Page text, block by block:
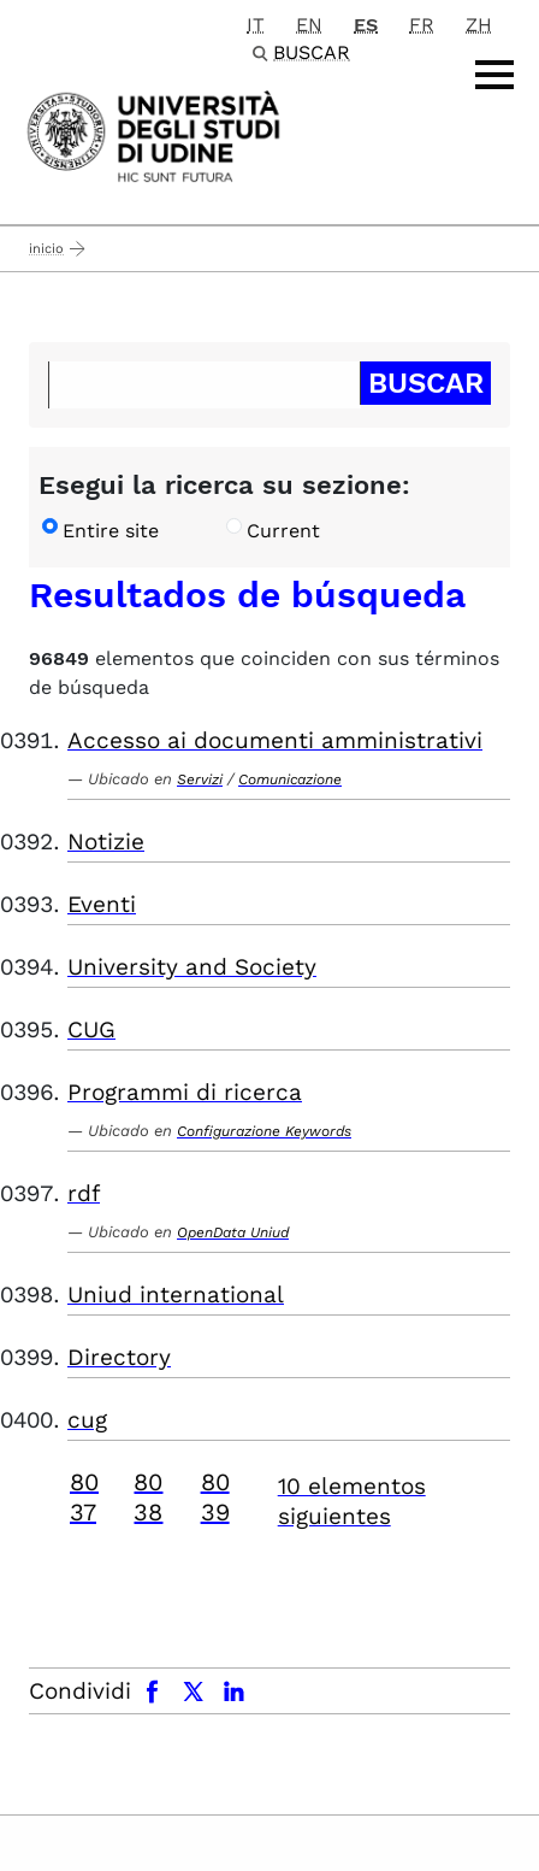
Passa al contenuto principale
IT EN ES FR
ZH
BUSCAR
inicio
Esegui la ricerca su sezione:
Entire site Current
Resultados de búsqueda
96849 elementos que coinciden con sus términos
de búsqueda
Accesso ai documenti amministrativi
Ubicado en Servizi / Comunicazione
Notizie
Eventi
University and Society
CUG
Programmi di ricerca
Ubicado en Configurazione Keywords
rdf
Ubicado en OpenData Uniud
Uniud international
Directory
cug
80
37
80
38
80
39
10 elementos
siguientes
Condividi
facebook x.com linkedin